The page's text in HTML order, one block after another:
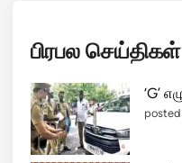
பிரபல செய்திகள்
‘G’